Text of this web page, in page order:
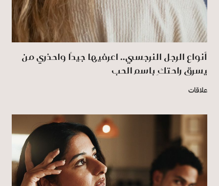
أنواع الرجل النرجسي.. اعرفيها جيدًا واحذري من
يسرق راحتكِ باسم الحب
علاقات